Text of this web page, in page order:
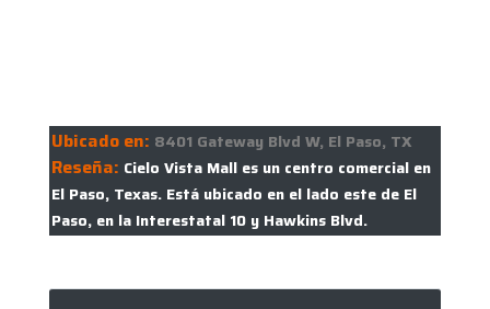
Ubicado en: 8401 Gateway Blvd W, El Paso, TX
Reseña: Cielo Vista Mall es un centro comercial en
El Paso, Texas. Está ubicado en el lado este de El
Paso, en la Interestatal 10 y Hawkins Blvd.